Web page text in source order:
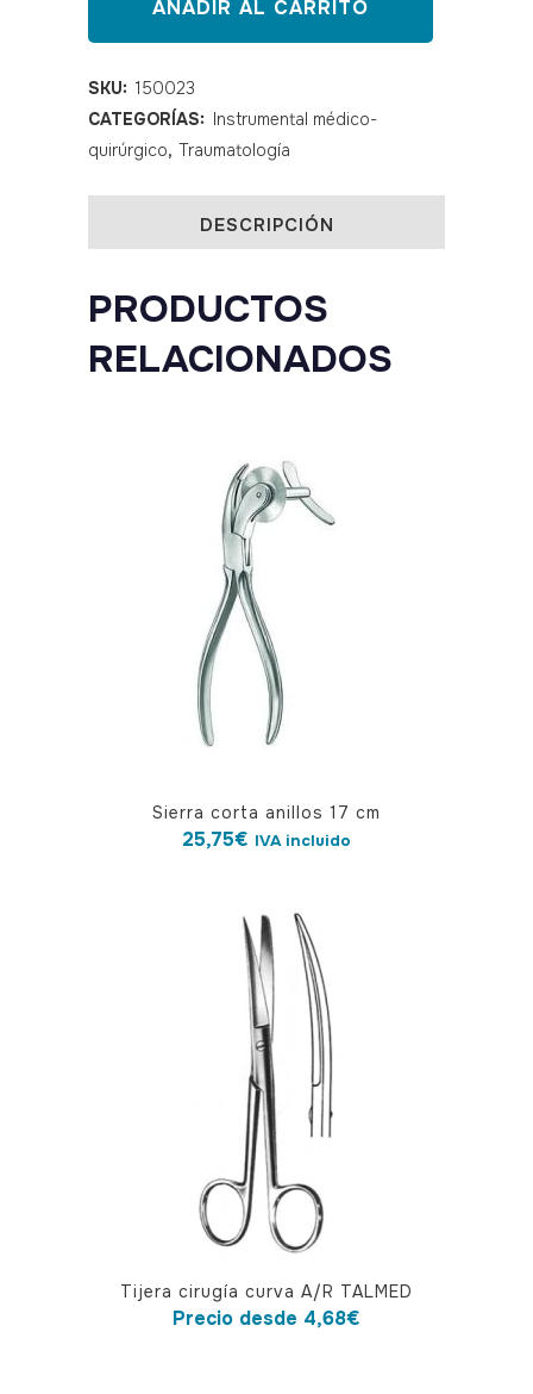
reflejos
Buck
con
pincel
aguja
quantity
AÑADIR AL CARRITO
SKU: 150023
CATEGORÍAS: Instrumental médico-
quirúrgico, Traumatología
DESCRIPCIÓN
PRODUCTOS
RELACIONADOS
Sierra corta anillos 17 cm
25,75€ IVA incluido
producto
Tijera cirugía curva A/R TALMED
Precio desde 4,68€